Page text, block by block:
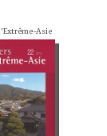
Asie